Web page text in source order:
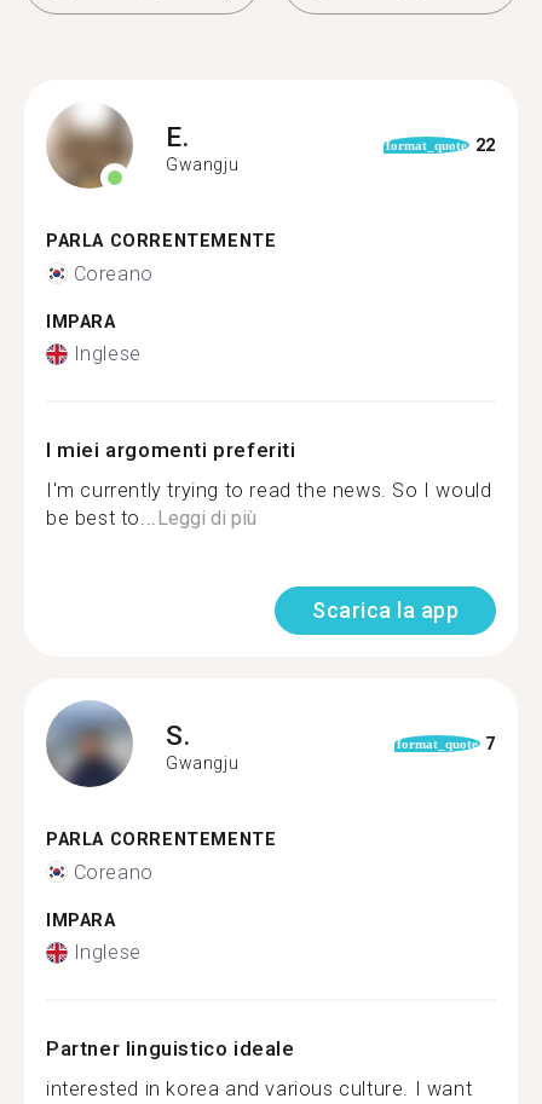
E.
Gwangju
format_quote 22
PARLA CORRENTEMENTE
Coreano
IMPARA
Inglese
I miei argomenti preferiti
I'm currently trying to read the news. So I would
be best to...Leggi di più
Scarica la app
S.
Gwangju
format_quote 7
PARLA CORRENTEMENTE
Coreano
IMPARA
Inglese
Partner linguistico ideale
interested in korea and various culture. I want